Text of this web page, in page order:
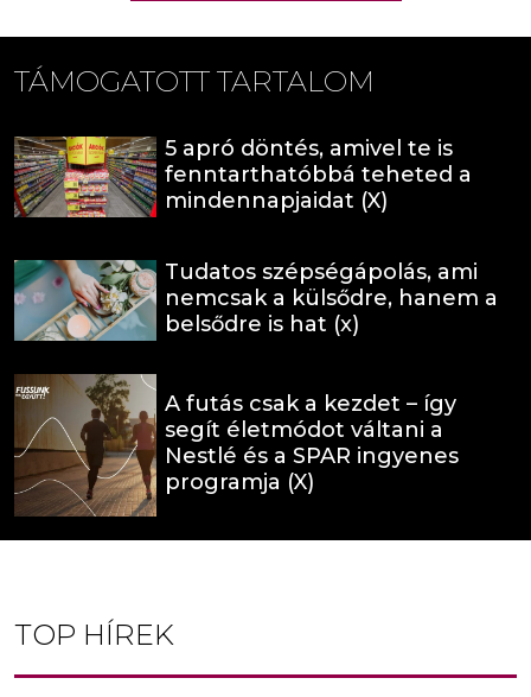
TÁMOGATOTT TARTALOM
5 apró döntés, amivel te is
fenntarthatóbbá teheted a
mindennapjaidat (X)
Tudatos szépségápolás, ami
nemcsak a külsődre, hanem a
belsődre is hat (x)
A futás csak a kezdet – így
segít életmódot váltani a
Nestlé és a SPAR ingyenes
programja (X)
TOP HÍREK